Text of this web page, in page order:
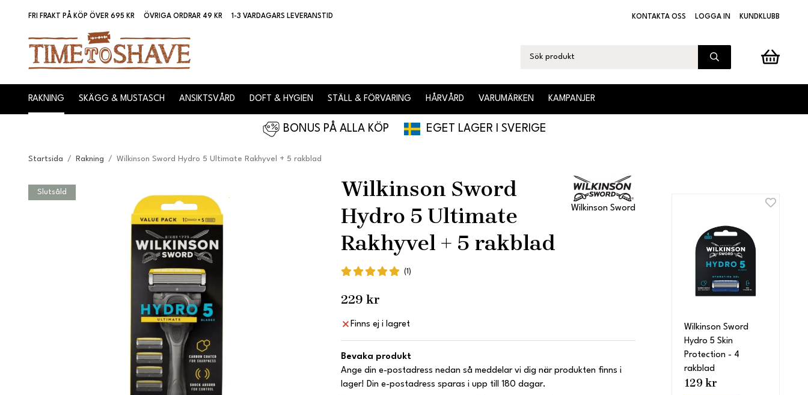
FRI FRAKT PÅ KÖP ÖVER 695 KR ÖVRIGA ORDRAR 49 KR 1-3 VARDAGARS LEVERANSTID KONTAKTA OSS LOGGA IN KUNDKLUBB
RAKNING SKÄGG & MUSTASCH ANSIKTSVÅRD DOFT & HYGIEN STÄLL & FÖRVARING HÅRVÅRD VARUMÄRKEN KAMPANJER
BONUS PÅ ALLA KÖP EGET LAGER I SVERIGE
Startsida / Rakning / Wilkinson Sword Hydro 5 Ultimate Rakhyvel + 5 rakblad
Slutsåld
Wilkinson Sword
Hydro 5 Ultimate
Rakhyvel + 5 rakblad
Wilkinson Sword
(1)
229 kr
Finns ej i lagret
Bevaka produkt
Ange din e-postadress nedan så meddelar vi dig när produkten finns i
lager! Din e-postadress sparas i upp till 180 dagar.
Wilkinson Sword
Hydro 5 Skin
Protection - 4
rakblad
129 kr